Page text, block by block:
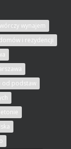
wynajem
i rezydencji
od podstaw